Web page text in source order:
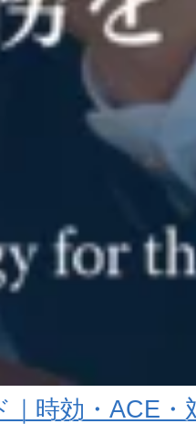
｜時効・ACE